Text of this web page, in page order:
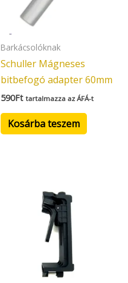
Barkácsolóknak
Schuller Mágneses
bitbefogó adapter 60mm
590Ft tartalmazza az ÁFÁ-t
Kosárba teszem